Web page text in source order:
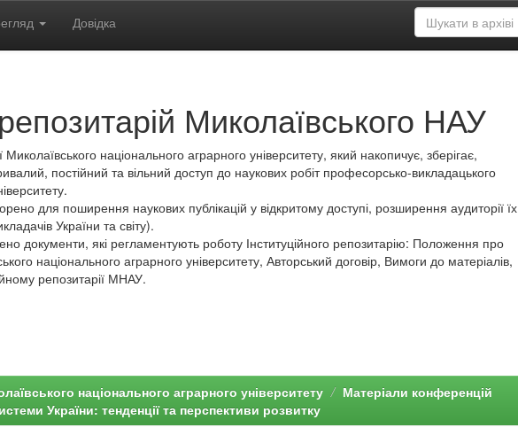
Довідка
Миколаївського НАУ
Миколаївського національного аграрного університету, який накопичує, зберігає,
постійний та вільний доступ до наукових робіт професорсько-викладацького
для поширення наукових публікацій у відкритому доступі, розширення аудиторії їх
України та світу).
документи, які регламентують роботу Інституційного репозитарію: Положення про
національного аграрного університету, Авторський договір, Вимоги до матеріалів,
репозитарії МНАУ.
національного аграрного університету
Матеріали конференцій
України: тенденції та перспективи розвитку